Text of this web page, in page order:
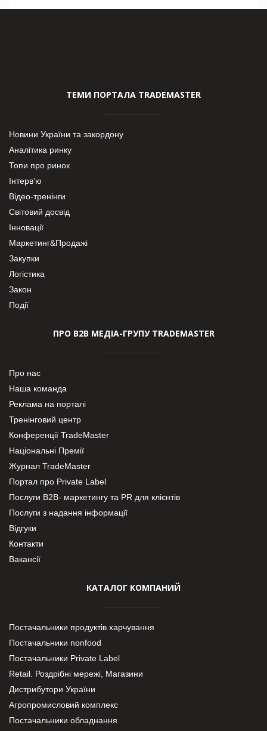
ТЕМИ ПОРТАЛА TRADEMASTER
Новини України та закордону
Аналітика ринку
Топи про ринок
Інтерв’ю
Відео-тренінги
Світовий досвід
Інновації
Маркетинг&Продажі
Закупки
Логістика
Закон
Події
ПРО В2В МЕДІА-ГРУПУ TRADEMASTER
Про нас
Наша команда
Реклама на порталі
Тренінговий центр
Конференції TradeMaster
Національні Премії
Журнал TradeMaster
Портал про Private Label
Послуги В2В- маркетингу та PR для клієнтів
Послуги з надання інформації
Відгуки
Контакти
Вакансії
КАТАЛОГ КОМПАНИЙ
Постачальники продуктів харчування
Постачальники nonfood
Постачальники Private Label
Retail. Роздрібні мережі, Магазини
Дистрибутори України
Агропромисловий комплекс
Постачальники обладнання